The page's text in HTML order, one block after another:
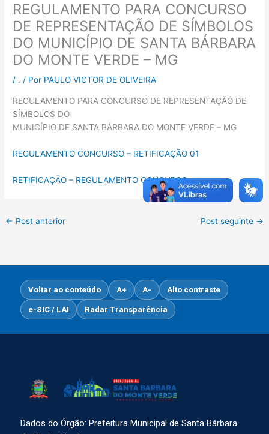
REGULAMENTO PARA CONCURSO
DE REPRESENTAÇÃO DE SÍMBOLOS
DO MUNICÍPIO DE SANTA BÁRBARA
DO MONTE VERDE – MG
/ . / Por PAULO VICTOR DE OLIVEIRA
REGULAMENTO PARA CONCURSO DE REPRESENTAÇÃO DE
SÍMBOLOS DO
MUNICÍPIO DE SANTA BÁRBARA DO MONTE VERDE – MG
REGULAMENTO CONCURSO – RETIFICAÇÃO 01
RETIFICAÇÃO – REGULAMENTO CONCURSO
← Post anterior Post seguinte →
Voltar ao conteúdo A+ A- Alto contraste
e-SIC / LAI Radar Transparência
Dados do Órgão: Prefeitura Municipal de Santa Bárbara